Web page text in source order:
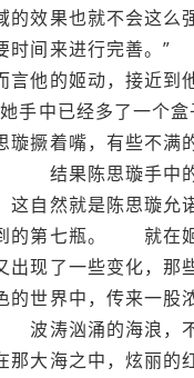
的效果也就不会这么
时间来进行完善。
言他的姬动，接近到
她手中已经多了一
撅着嘴，有些不满
结果陈思璇手中
这自然就是陈思璇允
的第七瓶。 就在
出现了一些变化，那
的世界中，传来一
波涛汹涌的海浪，
那大海之中，炫丽的